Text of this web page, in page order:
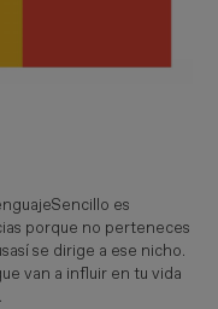
es
porque no perteneces
se dirige a ese nicho.
van a influir en tu vida